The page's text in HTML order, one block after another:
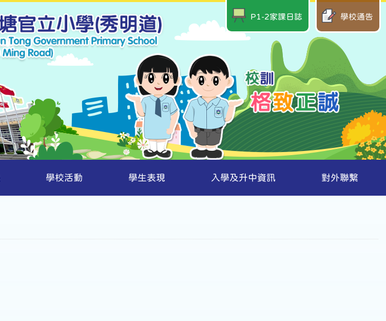
學校通告
P1-2家課日誌
學校活動 學生表現 入學及升中資訊 對外聯繫